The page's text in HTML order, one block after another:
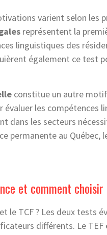
varient selon les
représentent la
linguistiques des
également ce test
constitue un autre
les compétences
dans les secteurs
permanente au Québec,
et comment choisir
le TCF ? Les deux tests
différents. Le TEF